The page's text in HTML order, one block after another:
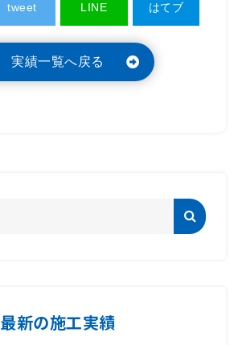
tweet LINE はてブ
実績一覧へ戻る
最新の施工実績